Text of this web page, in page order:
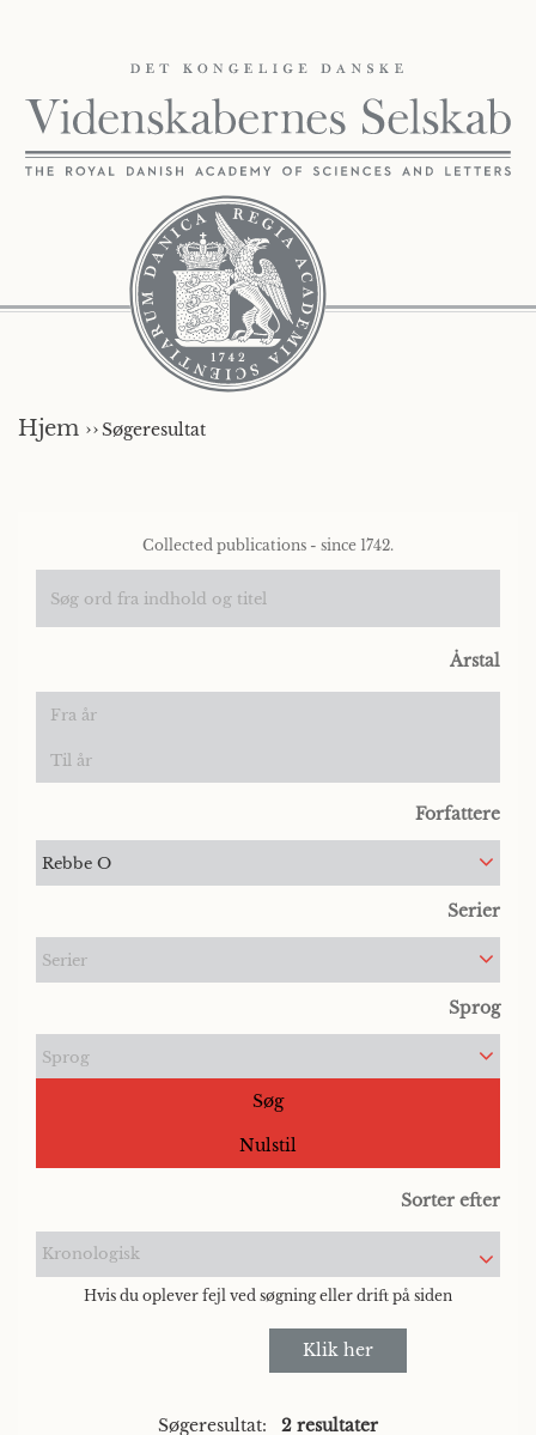
Hjem ››Søgeresultat
Collected publications - since 1742.
Årstal
Forfattere
Rebbe O
Serier
Serier
Sprog
Sprog
Søg
Nulstil
Sorter efter
Kronologisk
Hvis du oplever fejl ved søgning eller drift på siden
Klik her
Søgeresultat: 2 resultater